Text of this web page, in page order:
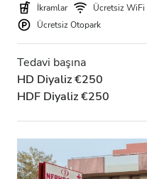
İkramlar Ücretsiz WiFi
Ücretsiz Otopark
Tedavi başına
HD Diyaliz €250
HDF Diyaliz €250